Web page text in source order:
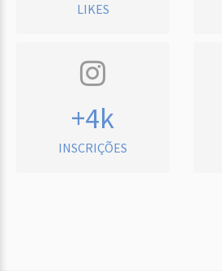
LIKES
+4k
INSCRIÇÕES